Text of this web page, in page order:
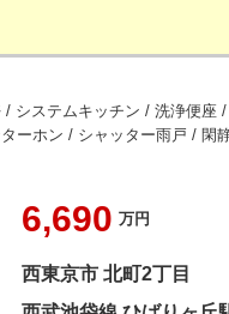
ステムキッチン / 洗浄便
ーホン / シャッター雨戸 / 閑
6,690 万円
西東京市 北町2丁目